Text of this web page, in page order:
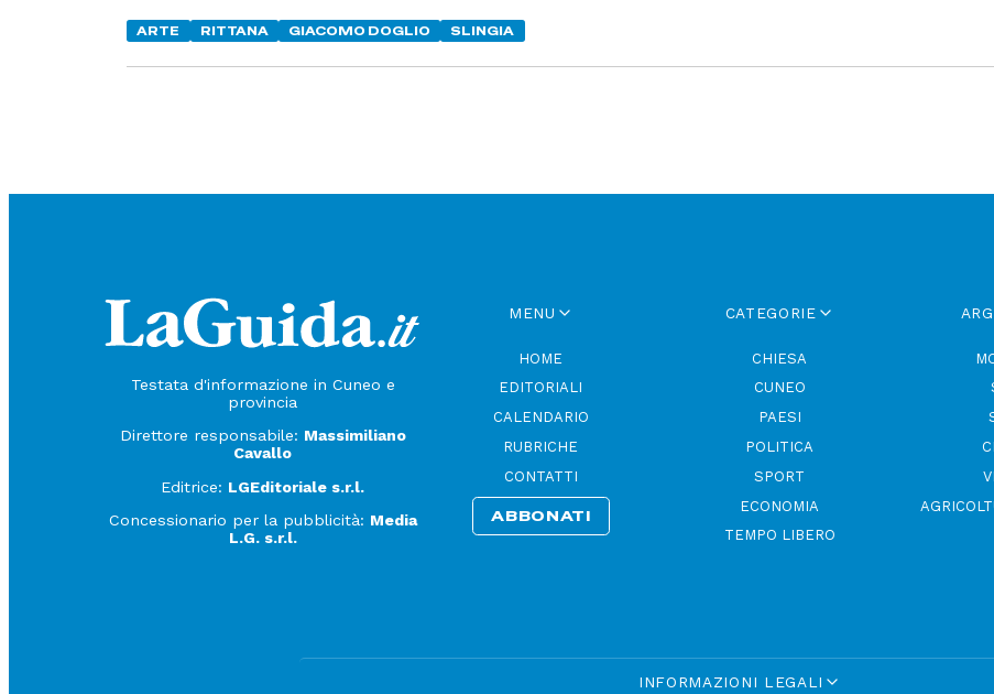
ARTE RITTANA GIACOMO DOGLIO SLINGIA
Testata d'informazione in Cuneo e
provincia
Direttore responsabile: Massimiliano
Cavallo
Editrice: LGEditoriale s.r.l.
Concessionario per la pubblicità: Media
L.G. s.r.l.
MENU
HOME
EDITORIALI
CALENDARIO
RUBRICHE
CONTATTI
ABBONATI
CATEGORIE
CHIESA
CUNEO
PAESI
POLITICA
SPORT
ECONOMIA
TEMPO LIBERO
INFORMAZIONI LEGALI